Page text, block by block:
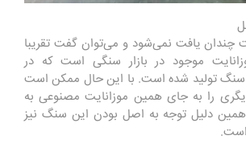
یافت نمی‌شود و می‌توان گفت تقریبا
موجود در بازار سنگی است که در
سنگ تولید شده‌ است. با این حال ممکن است
را به جای همین موزانایت مصنوعی به
دلیل توجه به اصل بودن این سنگ نیز
است.